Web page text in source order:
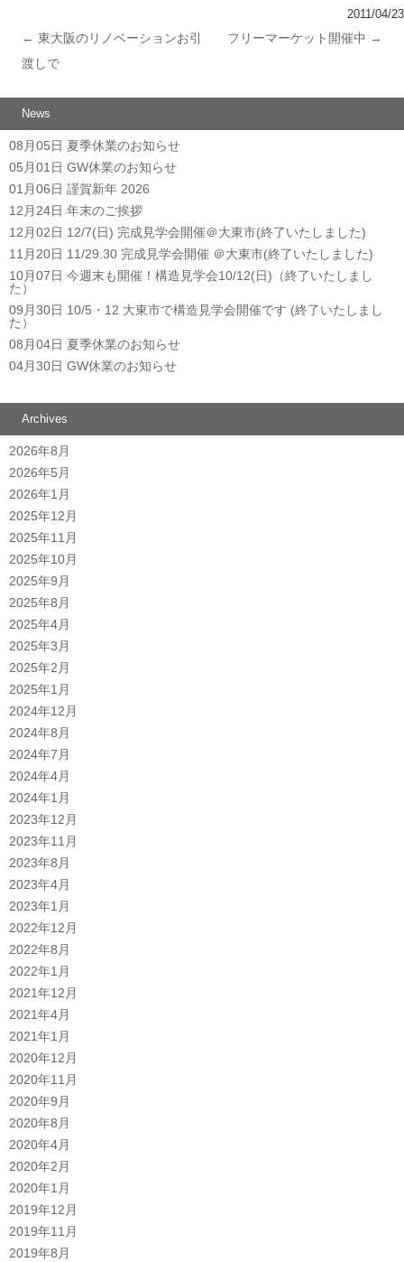
2011/04/23
← 東大阪のリノベーションお引
渡しで
フリーマーケット開催中 →
News
08月05日 夏季休業のお知らせ
05月01日 GW休業のお知らせ
01月06日 謹賀新年 2026
12月24日 年末のご挨拶
12月02日 12/7(日) 完成見学会開催＠大東市(終了いたしました)
11月20日 11/29.30 完成見学会開催 ＠大東市(終了いたしました)
10月07日 今週末も開催！構造見学会10/12(日)（終了いたしまし
た）
09月30日 10/5・12 大東市で構造見学会開催です (終了いたしまし
た）
08月04日 夏季休業のお知らせ
04月30日 GW休業のお知らせ
Archives
2026年8月
2026年5月
2026年1月
2025年12月
2025年11月
2025年10月
2025年9月
2025年8月
2025年4月
2025年3月
2025年2月
2025年1月
2024年12月
2024年8月
2024年7月
2024年4月
2024年1月
2023年12月
2023年11月
2023年8月
2023年4月
2023年1月
2022年12月
2022年8月
2022年1月
2021年12月
2021年4月
2021年1月
2020年12月
2020年11月
2020年9月
2020年8月
2020年4月
2020年2月
2020年1月
2019年12月
2019年11月
2019年8月